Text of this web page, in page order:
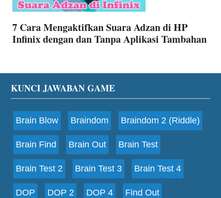
7 Cara Mengaktifkan Suara Adzan di HP
Infinix dengan dan Tanpa Aplikasi Tambahan
Footer
KUNCI JAWABAN GAME
Brain Blow Braindom Braindom 2 (Riddle)
Brain Find Brain Out Brain Test
Brain Test 2 Brain Test 3 Brain Test 4
DOP DOP 2 DOP 4 Find Out